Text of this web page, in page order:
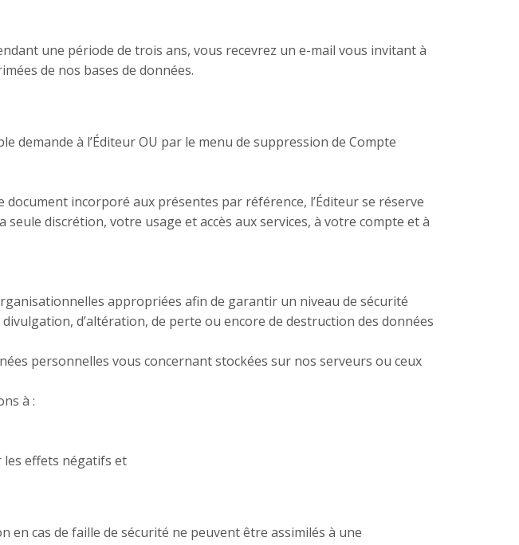
une période de trois ans, vous recevrez un e-mail vous invitant à
de nos bases de données.
demande à l’Éditeur OU par le menu de suppression de Compte
incorporé aux présentes par référence, l’Éditeur se réserve
discrétion, votre usage et accès aux services, à votre compte et à
appropriées afin de garantir un niveau de sécurité
d’altération, de perte ou encore de destruction des données
personnelles vous concernant stockées sur nos serveurs ou ceux
à :
les effets négatifs et
en cas de faille de sécurité ne peuvent être assimilés à une